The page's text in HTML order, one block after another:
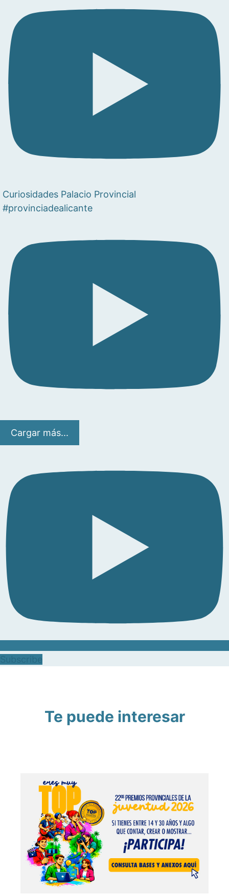
Curiosidades Palacio Provincial
#provinciadealicante
Cargar más...
Te puede interesar